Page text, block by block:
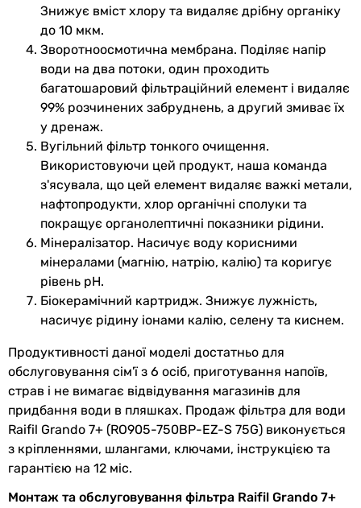
Виробництво Корея
Температура
вхідної води
5 °C, 45 °C
Структура
води на
виході
насичена кальцієм, насичена
Клас фільтра преміум
Тиск води в
системі
слабкий напір (до 3 бар)
Періодичність заміни
Нижній
6 міс.
Постфільтр 12 міс.
Мембрана 24 міс.
Мінералізатор
Структурізатор
Знижує вміст хлору та видаляє дрібну органіку
до 10 мкм.
Зворотноосмотична мембрана. Поділяє напір
води на два потоки, один проходить
багатошаровий фільтраційний елемент і видаляє
99% розчинених забруднень, а другий змиває їх
у дренаж.
Вугільний фільтр тонкого очищення.
Використовуючи цей продукт, наша команда
з'ясувала, що цей елемент видаляє важкі метали,
нафтопродукти, хлор органічні сполуки та
покращує органолептичні показники рідини.
Мінералізатор. Насичує воду корисними
мінералами (магнію, натрію, калію) та коригує
рівень pH.
Біокерамічний картридж. Знижує лужність,
насичує рідину іонами калію, селену та киснем.
Продуктивності даної моделі достатньо для
обслуговування сім'ї з 6 осіб, приготування напоїв,
страв і не вимагає відвідування магазинів для
придбання води в пляшках. Продаж фільтра для води
Raifil Grando 7+ (RO905-750BP-EZ-S 75G) виконується
з кріпленнями, шлангами, ключами, інструкцією та
гарантією на 12 міс.
Монтаж та обслуговування фільтра Raifil Grando 7+